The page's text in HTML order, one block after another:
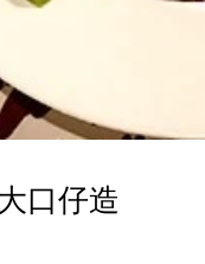
口仔造